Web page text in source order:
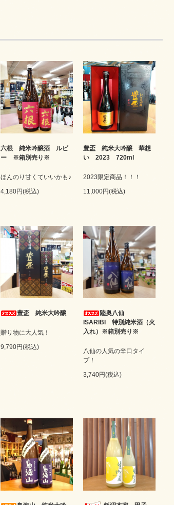
六根 純米吟醸酒 ルビ
ー ※箱別売り※
ほんのり甘くていいかも♪
4,180円(税込)
豊盃 純米大吟醸 華想
い 2023 720ml
2023限定商品！！！
11,000円(税込)
豊盃 純米大吟醸
贈り物に大人気！
9,790円(税込)
陸奥八仙
ISARIBI 特別純米酒（火
入れ）※箱別売り※
八仙の人気の辛口タイ
プ！
3,740円(税込)